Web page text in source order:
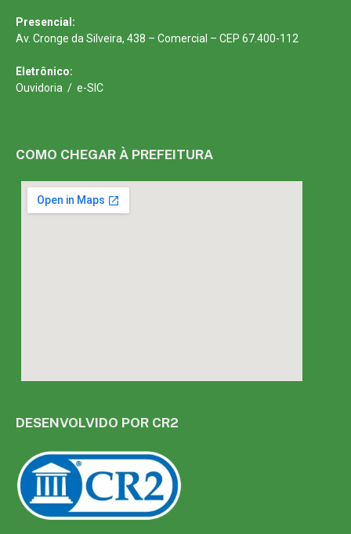
Presencial:
Av. Cronge da Silveira, 438 – Comercial – CEP 67.400-112
Eletrônico:
Ouvidoria / e-SIC
COMO CHEGAR À PREFEITURA
DESENVOLVIDO POR CR2